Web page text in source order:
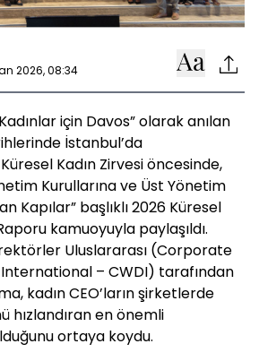
2026, 08:34
için Davos” olarak anılan
İstanbul’da
Kadın Zirvesi öncesinde,
Kurullarına ve Üst Yönetim
Kapılar” başlıklı 2026 Küresel
kamuoyuyla paylaşıldı.
Uluslararası (Corporate
– CWDI) tarafından
kadın CEO’ların şirketlerde
hızlandıran en önemli
ortaya koydu.